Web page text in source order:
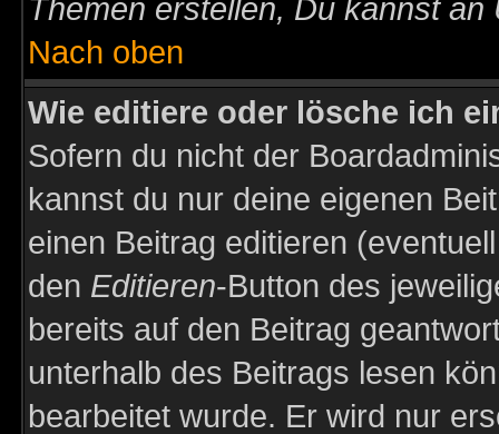
Themen erstellen, Du kannst
Nach oben
Wie editiere oder lösche ich
Sofern du nicht der
kannst du nur deine eigenen
einen Beitrag editieren
den Editieren-Button des
bereits auf den Beitrag
unterhalb des Beitrags lesen
bearbeitet wurde. Er wird nur